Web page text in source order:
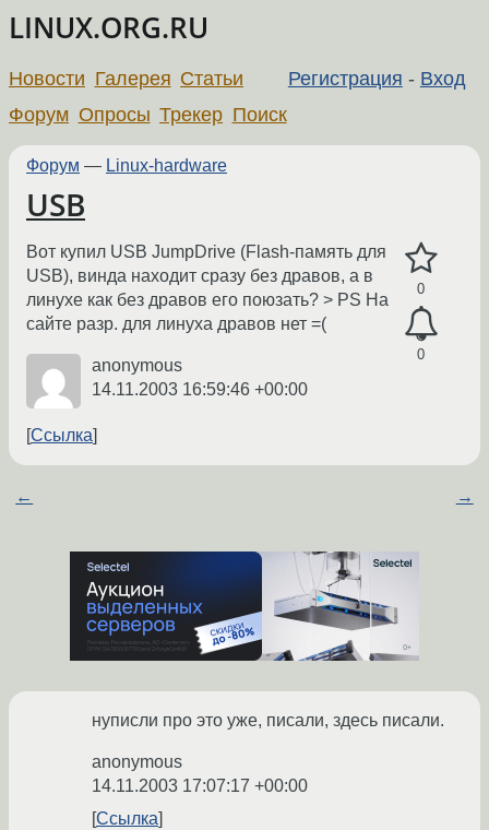
LINUX.ORG.RU
Регистрация - Вход
Новости Галерея Статьи
Форум Опросы Трекер Поиск
Форум — Linux-hardware
USB
0
0
Вот купил USB JumpDrive (Flash-память для
USB), винда находит сразу без дравов, а в
линухе как без дравов его поюзать? > PS На
сайте разр. для линуха дравов нет =(
anonymous
14.11.2003 16:59:46 +00:00
Ссылка
← →
нуписли про это уже, писали, здесь писали.
anonymous
14.11.2003 17:07:17 +00:00
Ссылка